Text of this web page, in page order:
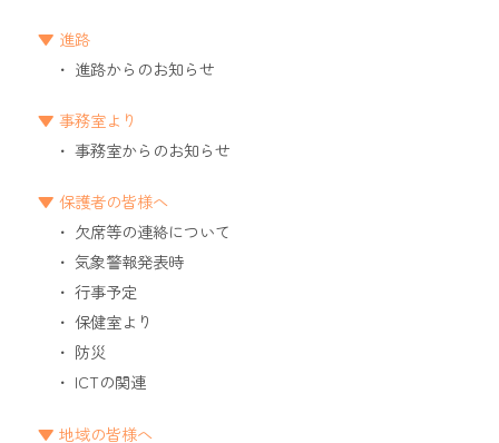
進路
進路からのお知らせ
事務室より
事務室からのお知らせ
保護者の皆様へ
欠席等の連絡について
気象警報発表時
行事予定
保健室より
防災
ICTの関連
地域の皆様へ